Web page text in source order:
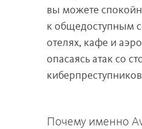
вы можете
к общедоступным
отелях, кафе и
опасаясь атак со
Почему именно